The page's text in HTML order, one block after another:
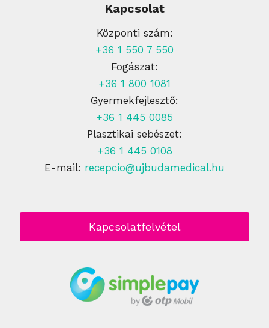
Kapcsolat
Központi szám:
+36 1 550 7 550
Fogászat:
+36 1 800 1081
Gyermekfejlesztő:
+36 1 445 0085
Plasztikai sebészet:
+36 1 445 0108
E-mail: recepcio@ujbudamedical.hu
Kapcsolatfelvétel